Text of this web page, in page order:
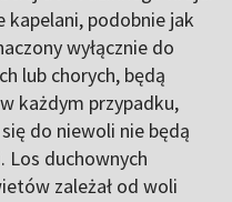
kapelani, podobnie jak
wyłącznie do
lub chorych, będą
każdym przypadku,
do niewoli nie będą
duchownych
zależał od woli